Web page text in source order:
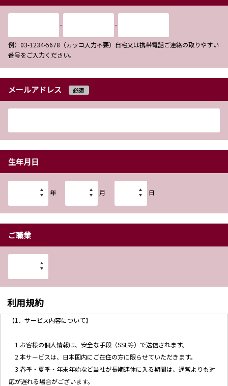
- -
例）03-1234-5678（カッコ入力不要）自宅又は携帯電話ご連絡の取りやすい
番号をご入力ください。
メールアドレス 必須
生年月日
年 月 日
ご職業
利用規約
【1．サービス内容について】
1.お客様の個人情報は、安全な手段（SSL等）で送信されます。
2.本サービスは、日本国内にご在住の方に限らせていただきます。
3.春季・夏季・年末年始など当社が長期連休に入る期間は、通常よりも対
応が遅れる場合がございます。